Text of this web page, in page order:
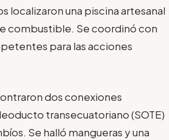
localizaron una piscina artesanal
combustible. Se coordinó con
para las acciones
dos conexiones
transecuatoriano (SOTE)
Se halló mangueras y una